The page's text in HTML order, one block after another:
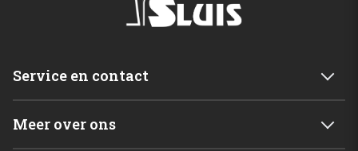
Service en contact
Meer over ons